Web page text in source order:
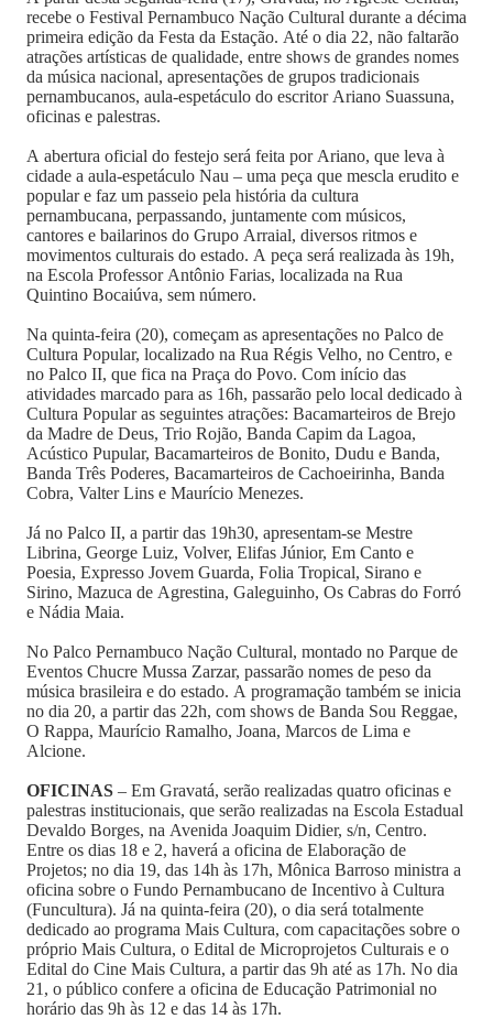
recebe o Festival Pernambuco Nação Cultural durante a décima
primeira edição da Festa da Estação. Até o dia 22, não faltarão
atrações artísticas de qualidade, entre shows de grandes nomes
da música nacional, apresentações de grupos tradicionais
pernambucanos, aula-espetáculo do escritor Ariano Suassuna,
oficinas e palestras.
A abertura oficial do festejo será feita por Ariano, que leva à
cidade a aula-espetáculo Nau – uma peça que mescla erudito e
popular e faz um passeio pela história da cultura
pernambucana, perpassando, juntamente com músicos,
cantores e bailarinos do Grupo Arraial, diversos ritmos e
movimentos culturais do estado. A peça será realizada às 19h,
na Escola Professor Antônio Farias, localizada na Rua
Quintino Bocaiúva, sem número.
Na quinta-feira (20), começam as apresentações no Palco de
Cultura Popular, localizado na Rua Régis Velho, no Centro, e
no Palco II, que fica na Praça do Povo. Com início das
atividades marcado para as 16h, passarão pelo local dedicado à
Cultura Popular as seguintes atrações: Bacamarteiros de Brejo
da Madre de Deus, Trio Rojão, Banda Capim da Lagoa,
Acústico Pupular, Bacamarteiros de Bonito, Dudu e Banda,
Banda Três Poderes, Bacamarteiros de Cachoeirinha, Banda
Cobra, Valter Lins e Maurício Menezes.
Já no Palco II, a partir das 19h30, apresentam-se Mestre
Librina, George Luiz, Volver, Elifas Júnior, Em Canto e
Poesia, Expresso Jovem Guarda, Folia Tropical, Sirano e
Sirino, Mazuca de Agrestina, Galeguinho, Os Cabras do Forró
e Nádia Maia.
No Palco Pernambuco Nação Cultural, montado no Parque de
Eventos Chucre Mussa Zarzar, passarão nomes de peso da
música brasileira e do estado. A programação também se inicia
no dia 20, a partir das 22h, com shows de Banda Sou Reggae,
O Rappa, Maurício Ramalho, Joana, Marcos de Lima e
Alcione.
OFICINAS – Em Gravatá, serão realizadas quatro oficinas e
palestras institucionais, que serão realizadas na Escola Estadual
Devaldo Borges, na Avenida Joaquim Didier, s/n, Centro.
Entre os dias 18 e 2, haverá a oficina de Elaboração de
Projetos; no dia 19, das 14h às 17h, Mônica Barroso ministra a
oficina sobre o Fundo Pernambucano de Incentivo à Cultura
(Funcultura). Já na quinta-feira (20), o dia será totalmente
dedicado ao programa Mais Cultura, com capacitações sobre o
próprio Mais Cultura, o Edital de Microprojetos Culturais e o
Edital do Cine Mais Cultura, a partir das 9h até as 17h. No dia
21, o público confere a oficina de Educação Patrimonial no
horário das 9h às 12 e das 14 às 17h.